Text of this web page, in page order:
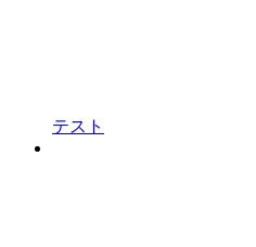
テスト